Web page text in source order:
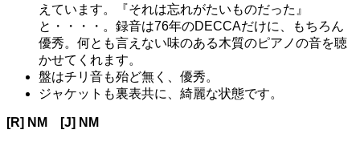
えています。『それは忘れがたいものだった』
と・・・・。録音は76年のDECCAだけに、もちろん
優秀。何とも言えない味のある木質のピアノの音を聴
かせてくれます。
盤はチリ音も殆ど無く、優秀。
ジャケットも裏表共に、綺麗な状態です。
[R] NM [J] NM